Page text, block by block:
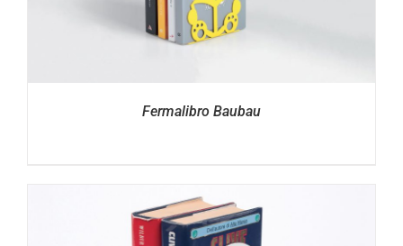
Fermalibro Baubau